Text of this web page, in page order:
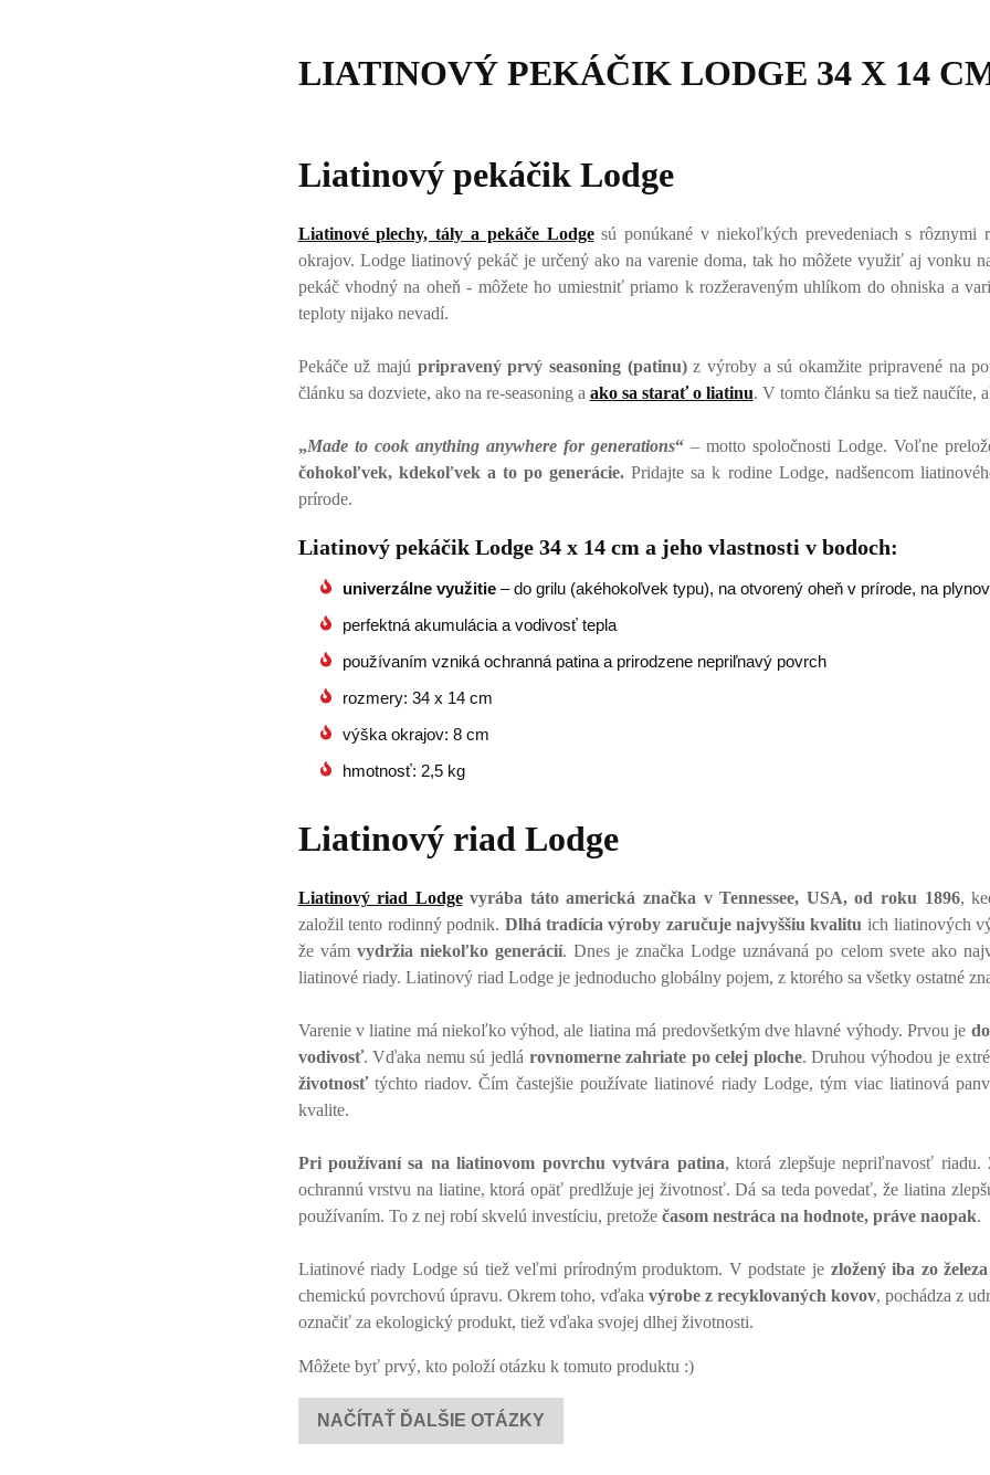
LIATINOVÝ PEKÁČIK LODGE 34 X 14
Liatinový pekáčik Lodge
Liatinové plechy, tály a pekáče Lodgesú ponúkané v niekoľkých prevedeniach s rôznymi
okrajov. Lodge liatinový pekáč je určený ako na varenie doma, tak ho môžete využiť aj vonku
pekáč vhodný na oheň - môžete ho umiestniť priamo k rozžeraveným uhlíkom do ohniska a
teploty nijako nevadí.
Pekáče už majú pripravený prvý seasoning (patinu)z výroby a sú okamžite pripravené na
článku sa dozviete, ako na re-seasoning a ako sa starať o liatinu. V tomto článku sa tiež naučíte,
„Made to cook anything anywhere for generations“– motto spoločnosti Lodge. Voľne
čohokoľvek, kdekoľvek a to po generácie.Pridajte sa k rodine Lodge, nadšencom
prírode.
Liatinový pekáčik Lodge 34 x 14 cm a jeho vlastnosti v bodoch:
univerzálne využitie – do grilu (akéhokoľvek typu), na otvorený oheň v prírode, na
perfektná akumulácia a vodivosť tepla
používaním vzniká ochranná patina a prirodzene nepriľnavý povrch
rozmery: 34 x 14 cm
výška okrajov: 8 cm
hmotnosť: 2,5 kg
Liatinový riad Lodge
Liatinový riad Lodgevyrába táto americká značka v Tennessee, USA, od roku 1896,
založil tento rodinný podnik. Dlhá tradícia výroby zaručuje najvyššiu kvalitu ich liatinových
že vám vydržia niekoľko generácií. Dnes je značka Lodge uznávaná po celom svete ako
liatinové riady. Liatinový riad Lodge je jednoducho globálny pojem, z ktorého sa všetky ostatné
Varenie v liatine má niekoľko výhod, ale liatina má predovšetkým dve hlavné výhody. Prvou je
vodivosť. Vďaka nemu sú jedlá rovnomerne zahriate po celej ploche. Druhou výhodou je
životnosťtýchto riadov. Čím častejšie používate liatinové riady Lodge, tým viac liatinová
kvalite.
Pri používaní sa na liatinovom povrchu vytvára patina, ktorá zlepšuje nepriľnavosť riadu.
ochrannú vrstvu na liatine, ktorá opäť predlžuje jej životnosť. Dá sa teda povedať, že liatina
používaním. To z nej robí skvelú investíciu, pretožečasom nestráca na hodnote, práve naopak.
Liatinové riady Lodge sú tiež veľmi prírodným produktom. V podstate je zložený iba zo
chemickú povrchovú úpravu. Okrem toho, vďaka výrobe z recyklovaných kovov, pochádza z
označiť za ekologický produkt, tiež vďaka svojej dlhej životnosti.
Môžete byť prvý, kto položí otázku k tomuto produktu :)
NAČÍTAŤ ĎALŠIE OTÁZKY